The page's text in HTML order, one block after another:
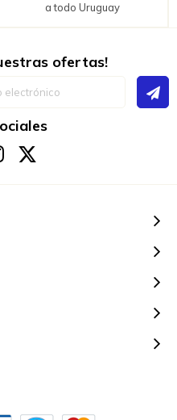
a todo Uruguay
ofertas!